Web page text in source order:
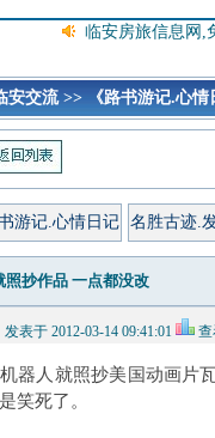
临安房旅信息网,
安交流>> 《路书游记.心
游记.心情日记 名胜古迹.
抄作品 一点都没改
发表于 2012-03-14 09:41:01
器人就照抄美国动画片
笑死了。